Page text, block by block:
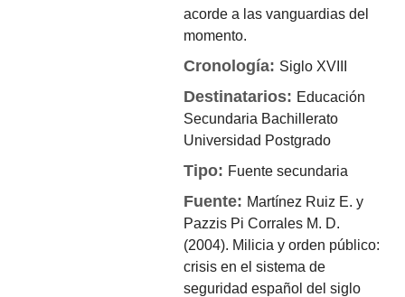
acorde a las vanguardias del
momento.
Cronología: Siglo XVIII
Destinatarios: Educación
Secundaria Bachillerato
Universidad Postgrado
Tipo: Fuente secundaria
Fuente: Martínez Ruiz E. y
Pazzis Pi Corrales M. D.
(2004). Milicia y orden público:
crisis en el sistema de
seguridad español del siglo